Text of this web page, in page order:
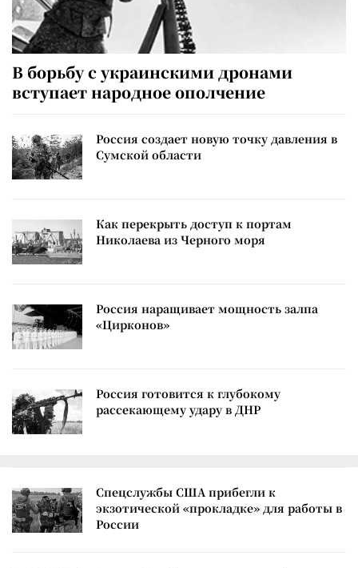
В борьбу с украинскими дронами
вступает народное ополчение
Россия создает новую точку давления в
Сумской области
Как перекрыть доступ к портам
Николаева из Черного моря
Россия наращивает мощность залпа
«Цирконов»
Россия готовится к глубокому
рассекающему удару в ДНР
Спецслужбы США прибегли к
экзотической «прокладке» для работы в
России